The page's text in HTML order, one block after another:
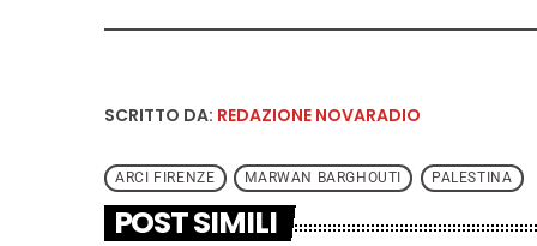
SCRITTO DA: REDAZIONE NOVARADIO
ARCI FIRENZE MARWAN BARGHOUTI PALESTINA
POST SIMILI